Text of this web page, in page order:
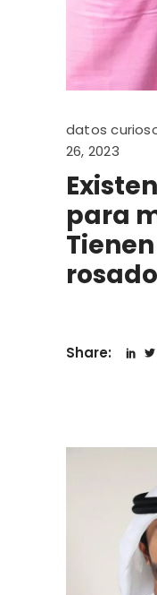
datos
26, 2023
para
rosado
Share: